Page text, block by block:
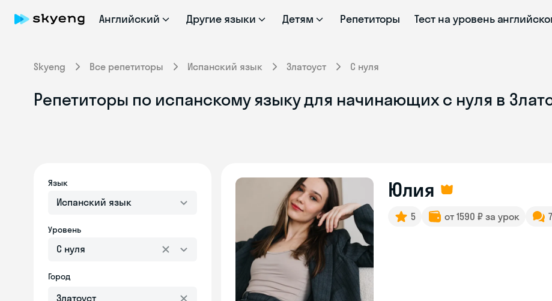
Английский Другие языки Детям Репетиторы Тест на уровень
Skyeng Все репетиторы Испанский язык Златоуст С нуля
Репетиторы по испанскому языку для начинающих с нуля в
Язык
Испанский язык
Уровень
С нуля
Город
Юлия
5 от 1590 ₽ за урок